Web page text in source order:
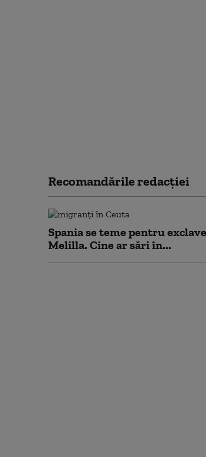
Recomandările redacţiei
Spania se teme pentru
Melilla. Cine ar sări în...